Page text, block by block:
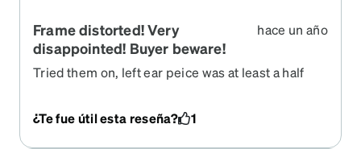
Frame distorted! Very
disappointed! Buyer beware!
hace un año
Tried them on, left ear peice was at least a half
pair of broken $65.00 glasses. I’ve had good luck
¿Te fue útil esta reseña? 1